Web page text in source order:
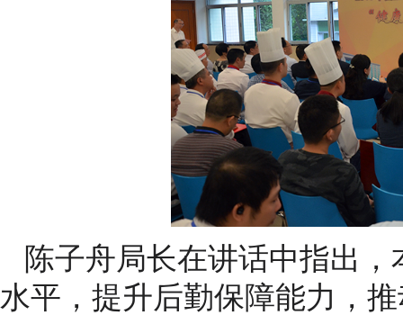
陈子舟局长在讲话中指出，
水平，提升后勤保障能力，